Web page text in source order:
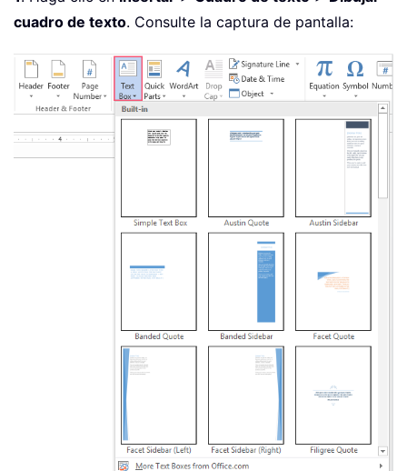
cuadro de texto. Consulte la captura de pantalla: